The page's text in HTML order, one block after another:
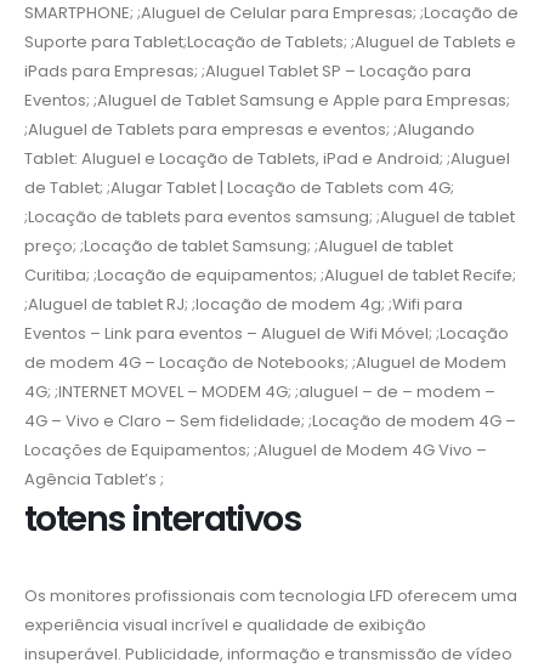
SMARTPHONE; ;Aluguel de Celular para Empresas; ;Locação de
Suporte para Tablet;Locação de Tablets; ;Aluguel de Tablets e
iPads para Empresas; ;Aluguel Tablet SP – Locação para
Eventos; ;Aluguel de Tablet Samsung e Apple para Empresas;
;Aluguel de Tablets para empresas e eventos; ;Alugando
Tablet: Aluguel e Locação de Tablets, iPad e Android; ;Aluguel
de Tablet; ;Alugar Tablet | Locação de Tablets com 4G;
;Locação de tablets para eventos samsung; ;Aluguel de tablet
preço; ;Locação de tablet Samsung; ;Aluguel de tablet
Curitiba; ;Locação de equipamentos; ;Aluguel de tablet Recife;
;Aluguel de tablet RJ; ;locação de modem 4g; ;Wifi para
Eventos – Link para eventos – Aluguel de Wifi Móvel; ;Locação
de modem 4G – Locação de Notebooks; ;Aluguel de Modem
4G; ;INTERNET MOVEL – MODEM 4G; ;aluguel – de – modem –
4G – Vivo e Claro – Sem fidelidade; ;Locação de modem 4G –
Locações de Equipamentos; ;Aluguel de Modem 4G Vivo –
Agência Tablet’s ;
totens interativos
Os monitores profissionais com tecnologia LFD oferecem uma
experiência visual incrível e qualidade de exibição
insuperável. Publicidade, informação e transmissão de vídeo